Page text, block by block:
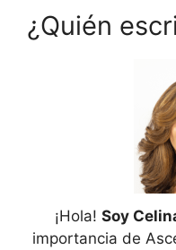
¿Quién
¡Hola! Soy
importancia de